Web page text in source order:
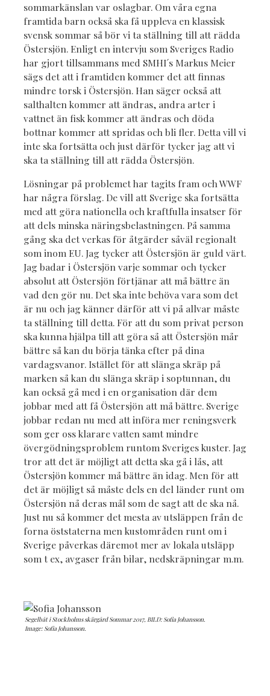
sommarkänslan var oslagbar. Om våra egna
framtida barn också ska få uppleva en klassisk
svensk sommar så bör vi ta ställning till att rädda
Östersjön. Enligt en intervju som Sveriges Radio
har gjort tillsammans med SMHI´s Markus Meier
sägs det att i framtiden kommer det att finnas
mindre torsk i Östersjön. Han säger också att
salthalten kommer att ändras, andra arter i
vattnet än fisk kommer att ändras och döda
bottnar kommer att spridas och bli fler. Detta vill vi
inte ska fortsätta och just därför tycker jag att vi
ska ta ställning till att rädda Östersjön.
Lösningar på problemet har tagits fram och WWF
har några förslag. De vill att Sverige ska fortsätta
med att göra nationella och kraftfulla insatser för
att dels minska näringsbelastningen. På samma
gång ska det verkas för åtgärder såväl regionalt
som inom EU. Jag tycker att Östersjön är guld värt.
Jag badar i Östersjön varje sommar och tycker
absolut att Östersjön förtjänar att må bättre än
vad den gör nu. Det ska inte behöva vara som det
är nu och jag känner därför att vi på allvar måste
ta ställning till detta. För att du som privat person
ska kunna hjälpa till att göra så att Östersjön mår
bättre så kan du börja tänka efter på dina
vardagsvanor. Istället för att slänga skräp på
marken så kan du slänga skräp i soptunnan, du
kan också gå med i en organisation där dem
jobbar med att få Östersjön att må bättre. Sverige
jobbar redan nu med att införa mer reningsverk
som ger oss klarare vatten samt mindre
övergödningsproblem runtom Sveriges kuster. Jag
tror att det är möjligt att detta ska gå i lås, att
Östersjön kommer må bättre än idag. Men för att
det är möjligt så måste dels en del länder runt om
Östersjön nå deras mål som de sagt att de ska nå.
Just nu så kommer det mesta av utsläppen från de
forna öststaterna men kustområden runt om i
Sverige påverkas däremot mer av lokala utsläpp
som t ex, avgaser från bilar, nedskräpningar m.m.
Segelbåt i Stockholms skärgård Sommar 2017, BILD: Sofia Johansson.
Image: Sofia Johansson.